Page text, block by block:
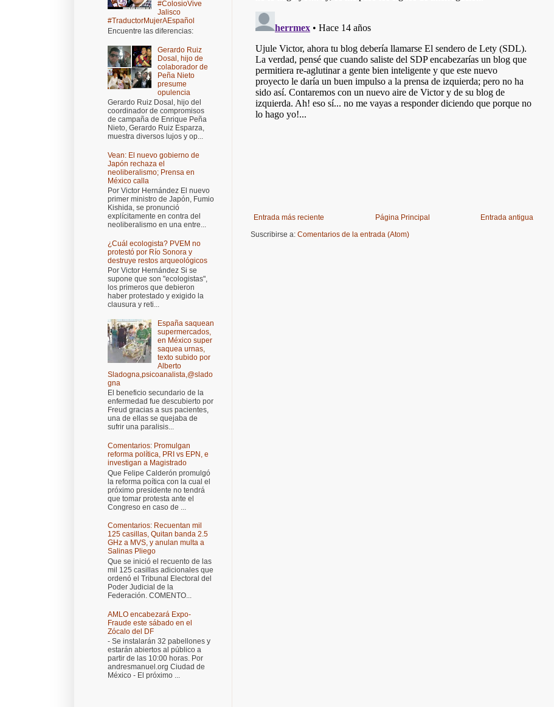
Entrada más reciente Entrada antigua
Página Principal
Suscribirse a: Comentarios de la entrada (Atom)
#ColosioVive
Jalisco
#TraductorMujerAEspañol
Encuentre las diferencias:
Gerardo Ruiz
Dosal, hijo de
colaborador de
Peña Nieto
presume
opulencia
Gerardo Ruiz Dosal, hijo del
coordinador de compromisos
de campaña de Enrique Peña
Nieto, Gerardo Ruiz Esparza,
muestra diversos lujos y op...
Vean: El nuevo gobierno de
Japón rechaza el
neoliberalismo; Prensa en
México calla
Por Victor Hernández El nuevo
primer ministro de Japón, Fumio
Kishida, se pronunció
explícitamente en contra del
neoliberalismo en una entre...
¿Cuál ecologista? PVEM no
protestó por Río Sonora y
destruye restos arqueológicos
Por Victor Hernández Si se
supone que son "ecologistas",
los primeros que debieron
haber protestado y exigido la
clausura y reti...
España saquean
supermercados,
en México super
saquea urnas,
texto subido por
Alberto
Sladogna,psicoanalista,@slado
gna
El beneficio secundario de la
enfermedad fue descubierto por
Freud gracias a sus pacientes,
una de ellas se quejaba de
sufrir una paralisis...
Comentarios: Promulgan
reforma política, PRI vs EPN, e
investigan a Magistrado
Que Felipe Calderón promulgó
la reforma poítica con la cual el
próximo presidente no tendrá
que tomar protesta ante el
Congreso en caso de ...
Comentarios: Recuentan mil
125 casillas, Quitan banda 2.5
GHz a MVS, y anulan multa a
Salinas Pliego
Que se inició el recuento de las
mil 125 casillas adicionales que
ordenó el Tribunal Electoral del
Poder Judicial de la
Federación. COMENTO...
AMLO encabezará Expo-
Fraude este sábado en el
Zócalo del DF
- Se instalarán 32 pabellones y
estarán abiertos al público a
partir de las 10:00 horas. Por
andresmanuel.org Ciudad de
México - El próximo ...